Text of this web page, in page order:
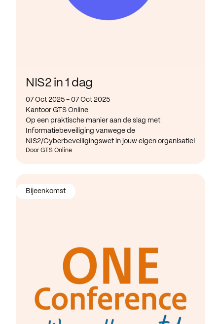
NIS2 in 1 dag
07 Oct 2025 - 07 Oct 2025
Kantoor GTS Online
Op een praktische manier aan de slag met
Informatiebeveiliging vanwege de
NIS2/Cyberbeveiligingswet in jouw eigen organisatie!
Door GTS Online
Bijeenkomst